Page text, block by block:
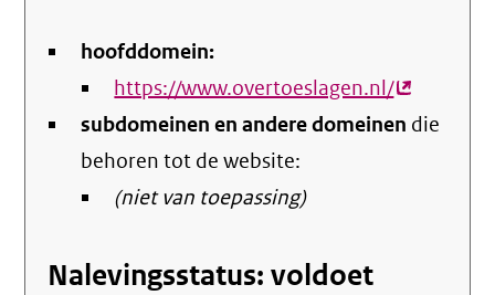
hoofddomein:
https://www.overtoeslagen.nl/(externe
link)
subdomeinen en andere domeinen die
behoren tot de website:
(niet van toepassing)
Nalevingsstatus: voldoet